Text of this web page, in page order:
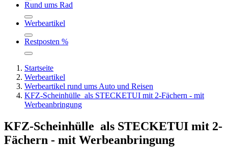
Rund ums Rad
Werbeartikel
Restposten %
Startseite
Werbeartikel
Werbeartikel rund ums Auto und Reisen
KFZ-Scheinhülle als STECKETUI mit 2-Fächern - mit
Werbeanbringung
KFZ-Scheinhülle als STECKETUI mit 2-
Fächern - mit Werbeanbringung